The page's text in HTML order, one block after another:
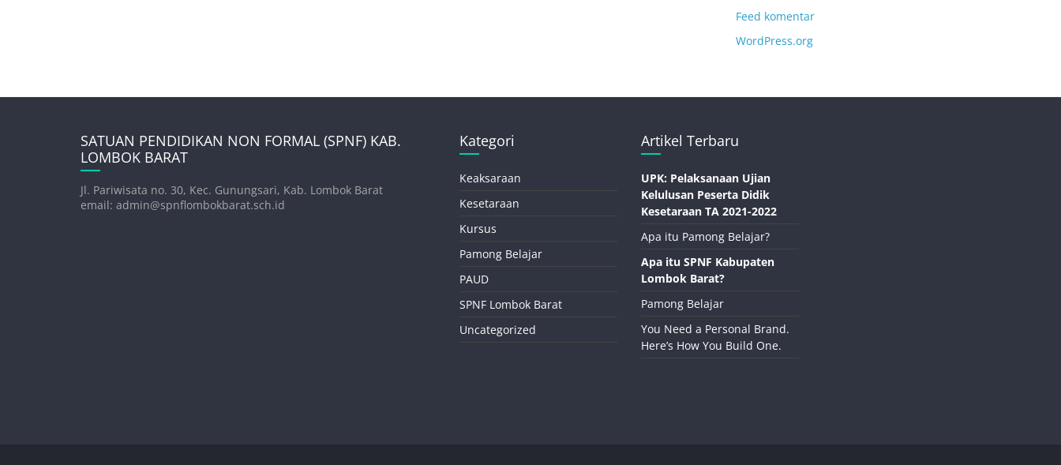
Feed komentar
WordPress.org
SATUAN PENDIDIKAN NON FORMAL (SPNF) KAB.
LOMBOK BARAT
Jl. Pariwisata no. 30, Kec. Gunungsari, Kab. Lombok Barat
email: admin@spnflombokbarat.sch.id
Kategori
Keaksaraan
Kesetaraan
Kursus
Pamong Belajar
PAUD
SPNF Lombok Barat
Uncategorized
Artikel Terbaru
UPK: Pelaksanaan Ujian
Kelulusan Peserta Didik
Kesetaraan TA 2021-2022
Apa itu Pamong Belajar?
Apa itu SPNF Kabupaten
Lombok Barat?
Pamong Belajar
You Need a Personal Brand.
Here’s How You Build One.